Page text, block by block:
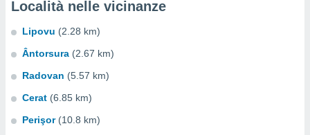
Località nelle vicinanze
Lipovu (2.28 km)
Ântorsura (2.67 km)
Radovan (5.57 km)
Cerat (6.85 km)
Perişor (10.8 km)